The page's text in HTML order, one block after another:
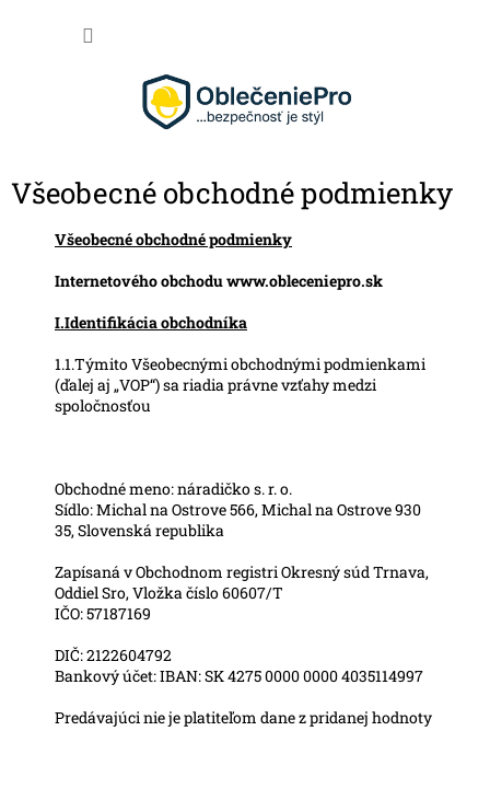
Všeobecné obchodné podmienky
Všeobecné obchodné podmienky
Internetového obchodu www.obleceniepro.sk
I.Identifikácia obchodníka
1.1.Týmito Všeobecnými obchodnými podmienkami
(ďalej aj „VOP“) sa riadia právne vzťahy medzi
spoločnosťou
Obchodné meno: náradičko s. r. o.
Sídlo: Michal na Ostrove 566, Michal na Ostrove 930
35, Slovenská republika
Zapísaná v Obchodnom registri Okresný súd Trnava,
Oddiel Sro, Vložka číslo 60607/T
IČO: 57187169
DIČ: 2122604792
Bankový účet: IBAN: SK 4275 0000 0000 4035114997
Predávajúci nie je platiteľom dane z pridanej hodnoty